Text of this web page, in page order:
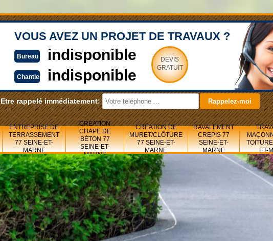
VOUS AVEZ UN PROJET DE TRAVAUX ?
Bureau indisponible
Chantier indisponible
DEVIS
GRATUIT
Etre rappelé immédiatement:
ENTREPRISE DE
TERRASSEMENT
77 SEINE-ET-
MARNE
CRÉATION
CHAPE DE
BÉTON 77
SEINE-ET-
MARNE
CRÉATION DE
MURET/CLÔTURE
77 SEINE-ET-
MARNE
RAVALEMENT
CREPIS 77
SEINE-ET-
MARNE
ET-